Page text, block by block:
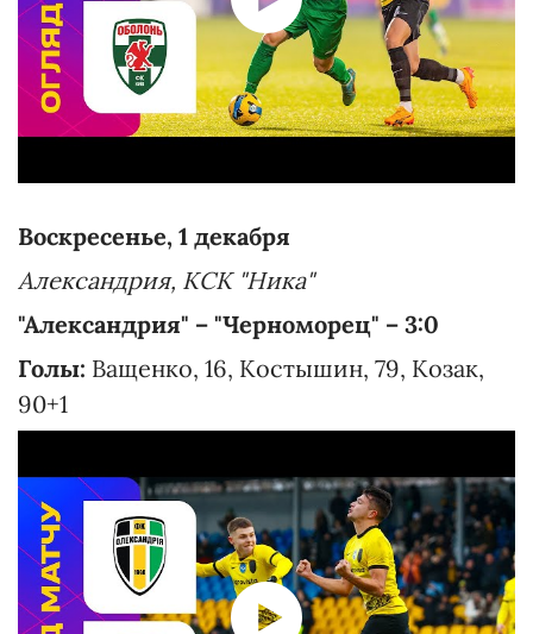
Воскресенье, 1 декабря
Александрия, КСК "Ника"
"Александрия" – "Черноморец" – 3:0
Голы: Ващенко, 16, Костышин, 79, Козак,
90+1